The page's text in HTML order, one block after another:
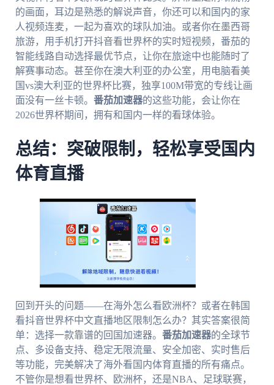
的画面，耳边是熟悉的解说声音，你还可以和国内的家
人视频连麦，一起为喜欢的球队加油。或者你在墨西哥
旅游，用手机打开抖音看世界杯的实时短视频，番茄的
智能线路自动选择最优节点，让你在旅途中也能随时了
解赛事动态。甚至你在澳大利亚的办公室，用电脑看美
国vs澳大利亚的世界杯比赛，独享100M带宽的专线让画
面没有一丝卡顿。 番茄加速器的这些功能，会让你在
2026世界杯期间，拥有和国内一样的看球体验。
总结：突破限制，轻松享受国内
体育直播
回到开头的问题——在海外怎么看欧洲杯？或者在韩国
看抖音世界杯中文直播地区限制怎么办？其实答案很简
单：选择一款靠谱的回国加速器。 番茄加速器的全球节
点、多设备支持、稳定无限流量、安全加密、实时售后
等功能，完美解决了海外看国内体育直播的所有痛点。
不管你是想看世界杯、欧洲杯，还是NBA、足球联赛，